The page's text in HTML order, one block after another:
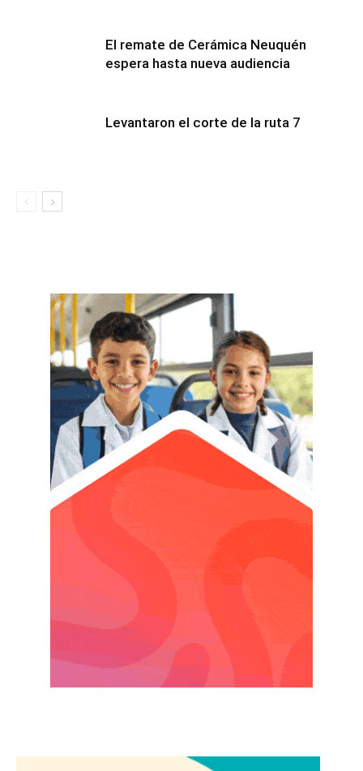
El remate de Cerámica Neuquén
espera hasta nueva audiencia
Levantaron el corte de la ruta 7